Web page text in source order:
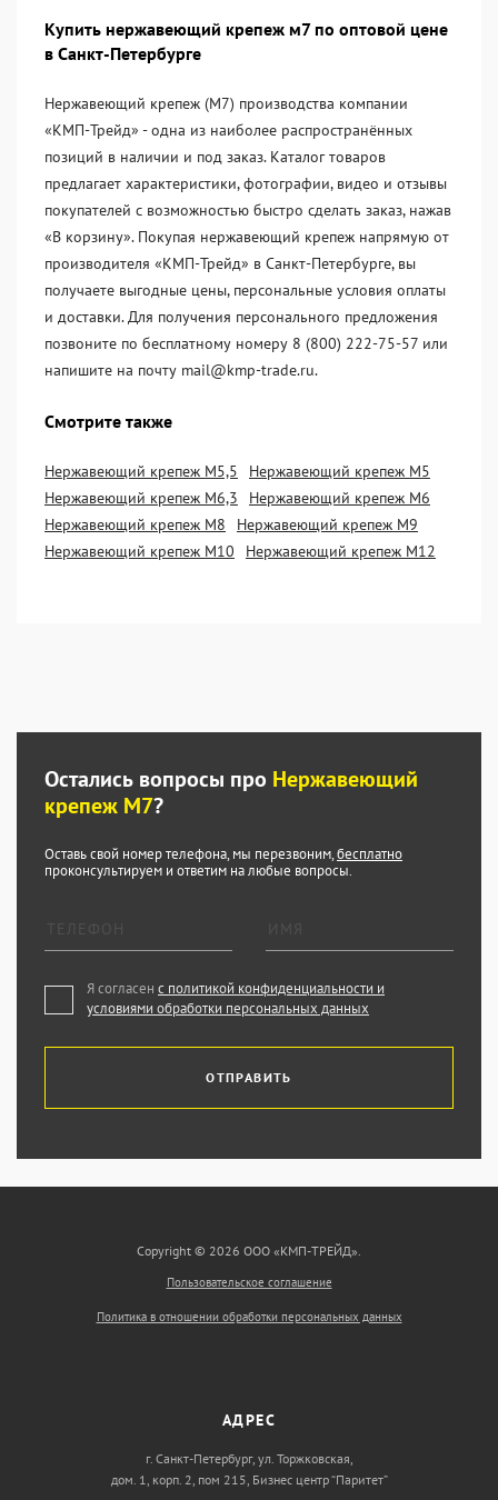
Купить нержавеющий крепеж м7 по оптовой цене
в Санкт-Петербурге
Нержавеющий крепеж (М7) производства компании
«KМП-Трейд» - одна из наиболее распространённых
позиций в наличии и под заказ. Каталог товаров
предлагает характеристики, фотографии, видео и отзывы
покупателей с возможностью быстро сделать заказ, нажав
«В корзину». Покупая нержавеющий крепеж напрямую от
производителя «KМП-Трейд» в Санкт-Петербурге, вы
получаете выгодные цены, персональные условия оплаты
и доставки. Для получения персонального предложения
позвоните по бесплатному номеру 8 (800) 222-75-57 или
напишите на почту mail@kmp-trade.ru.
Смотрите также
Нержавеющий крепеж М5,5
Нержавеющий крепеж М5
Нержавеющий крепеж М6,3
Нержавеющий крепеж М6
Нержавеющий крепеж М8
Нержавеющий крепеж М9
Нержавеющий крепеж М10
Нержавеющий крепеж М12
Остались вопросы про Нержавеющий
крепеж М7?
Оставь свой номер телефона, мы перезвоним,бесплатно
проконсультируем и ответим на любые вопросы.
Я согласен с политикой конфиденциальности и
условиями обработки персональных данных
ОТПРАВИТЬ
Copyright © 2026 ООО «КМП-ТРЕЙД».
Пользовательское соглашение
Политика в отношении обработки персональных данных
АДРЕС
г. Санкт-Петербург, ул. Торжковская,
дом. 1, корп. 2, пом 215, Бизнес центр “Паритет”